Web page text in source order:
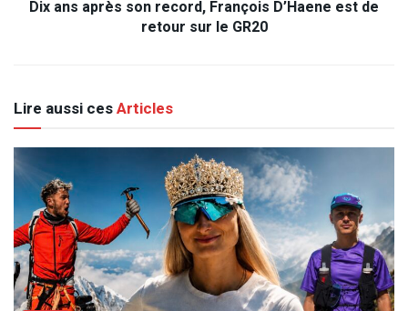
Dix ans après son record, François D’Haene est de
retour sur le GR20
Lire aussi cesArticles